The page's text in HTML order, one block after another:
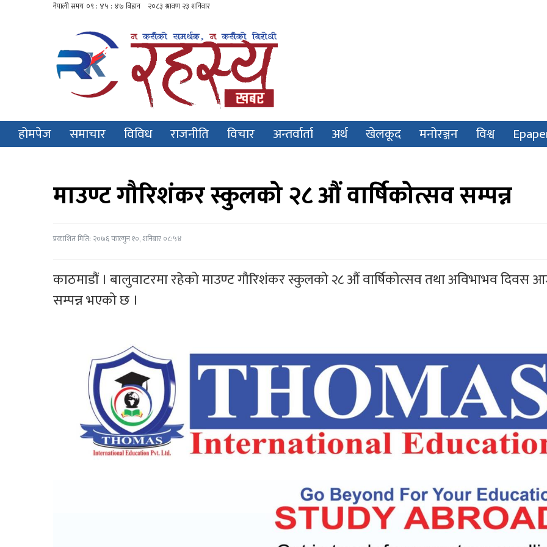
होमपेज समाचार विविध राजनीति विचार अन्तर्वार्ता अर्थ खेलकूद मनोरञ्जन विश्व
माउण्ट गौरिशंकर स्कुलको २८ औं वार्षिकोत्सव सम्पन्न
प्रकाशित मिति: २०७६ फाल्गुन १०, शनिबार ०८:५४
काठमाडौं । बालुवाटरमा रहेको माउण्ट गौरिशंकर स्कुलको २८ औं वार्षिकोत्सव तथा अविभाभव दिवस
सम्पन्न भएको छ ।